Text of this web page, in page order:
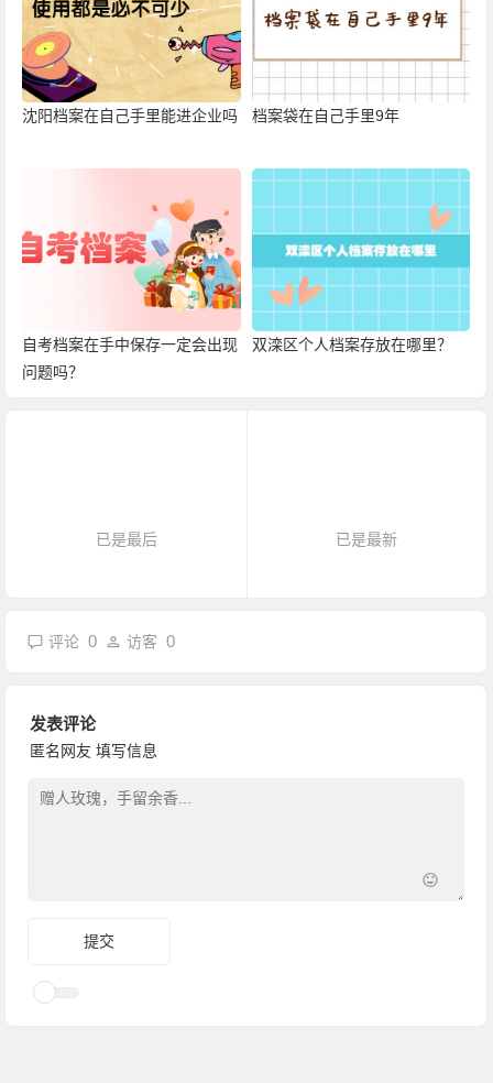
沈阳档案在自己手里能进企业吗 档案袋在自己手里9年
自考档案在手中保存一定会出现
问题吗？
双滦区个人档案存放在哪里？
已是最后 已是最新
评论0 访客0
发表评论
匿名网友 填写信息